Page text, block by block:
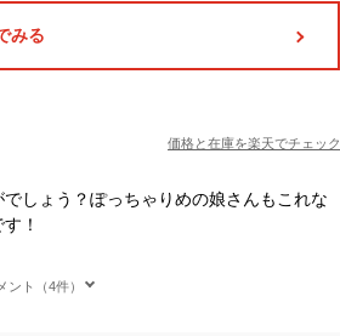
みる
価格と在庫を楽天でチェック
しょう？ぽっちゃりめの娘さんもこれな
！
ント（4件）